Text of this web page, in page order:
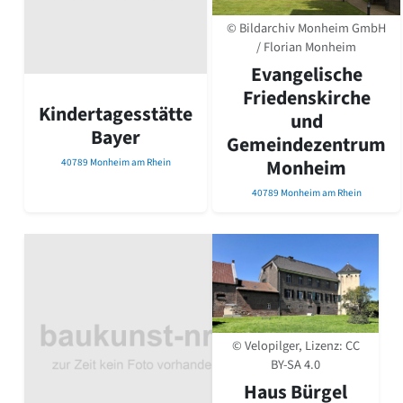
Auszeichnung vorbildlicher Bauten NRW 2020
Big Beautiful Buildings (Großbauten der Nachkriegszeit)
Klassizismus
Barock
Kindertagesstätte
Bayer
40789 Monheim am Rhein
© Bildarchiv Monheim GmbH
/ Florian Monheim
Evangelische
Friedenskirche
und
Gemeindezentrum
Monheim
40789 Monheim am Rhein
© Velopilger, Lizenz:CC
BY-SA 4.0
Haus Bürgel